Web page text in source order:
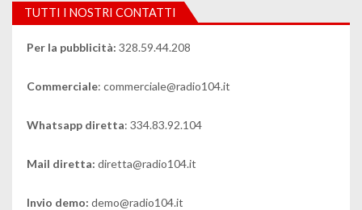
TUTTI I NOSTRI CONTATTI
Per la pubblicità: 328.59.44.208
Commerciale: commerciale@radio104.it
Whatsapp diretta: 334.83.92.104
Mail diretta: diretta@radio104.it
Invio demo: demo@radio104.it